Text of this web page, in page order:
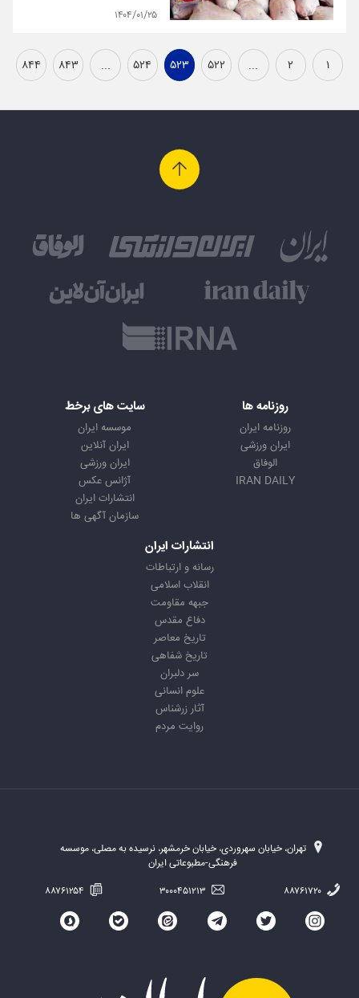
۱۴۰۴/۰۱/۲۵
۱ ۲ ... ۵۲۲ ۵۲۳ ۵۲۴ ... ۸۴۳ ۸۴۴
روزنامه ها
روزنامه ایران
ایران ورزشی
الوفاق
IRAN DAILY
سایت های برخط
موسسه ایران
ایران آنلاین
ایران ورزشی
آژانس عکس
انتشارات ایران
سازمان آگهی ها
انتشارات ایران
رسانه و ارتباطات
انقلاب اسلامی
جبهه مقاومت
دفاع مقدس
تاریخ معاصر
تاریخ شفاهی
سر دلبران
علوم انسانی
آثار زرشناس
روایت مردم
تهران، خیابان سهروردی، خیابان خرمشهر، نرسیده به مصلی، موسسه
فرهنگی-مطبوعاتی ایران